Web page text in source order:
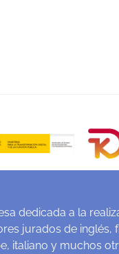
dedicada a la
jurados de
italiano y muchos